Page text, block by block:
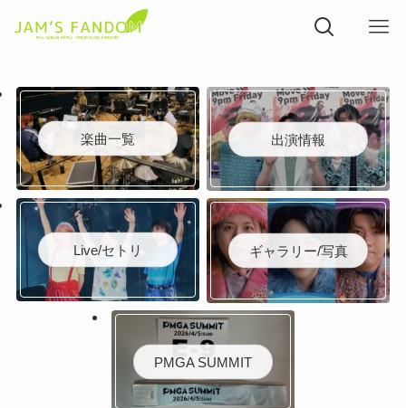
楽曲一覧 出演情報
Live/セトリ ギャラリー/写真
PMGA SUMMIT